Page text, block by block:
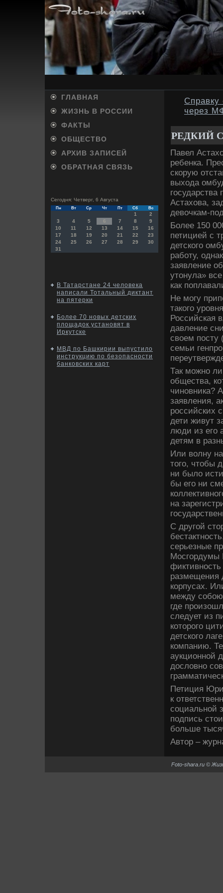
ГЛАВНАЯ
ЖИЗНЬ В РОССИИ
ФАКТЫ
ОБЩЕСТВО
АРХИВ ЗАПИСЕЙ
ОБРАТНАЯ СВЯЗЬ
Сегодня: Четверг, 6 Августа
Пн Вт Ср Чт Пт Сб Вс
1
2
3
4 5 6 7 8
9
10
11 12 13 14 15
16
17
18 19 20 21 22
23
24
25 26 27 28 29
30
31
В Татарстане 24 человека
написали Тотальный диктант
на пятерки
Более 70 новых детских
площадок установят в
Иркутске
МВД по Башкирии выпустило
инструкцию по безопасности
банковских карт
Справку
через
РЕДКИЙ
Павел
ребенка.
скорую
выхода
Астахова,
девочкам-
Более 150
петицией с
детского
работу,
заявление
утонула»
как
Не могу
такого
Российская
давление
своем посту
семьи
Так можно ли
общества,
чиновника?
заявления,
российских
дети живут
люди из его
детям в
Или волну
того, чтобы
ни было
бы его ни
на
С другой
серьезные
Мосгордумы
размещения
корпусах.
между собою
где
следует из
которого
детского
компанию.
аукционной
дословно
Петиция
к
социальной
подпись
больше
Автор –
Foto-shara.ru ©